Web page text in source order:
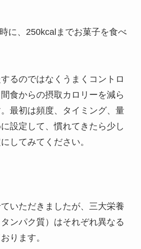
に、250kcalまでお菓子を食べ
るのではなくうまくコントロ
食からの摂取カロリーを減ら
最初は頻度、タイミング、量
設定して、慣れてきたら少し
してみてください。
いただきましたが、三大栄養
ンパク質）はそれぞれ異なる
ります。